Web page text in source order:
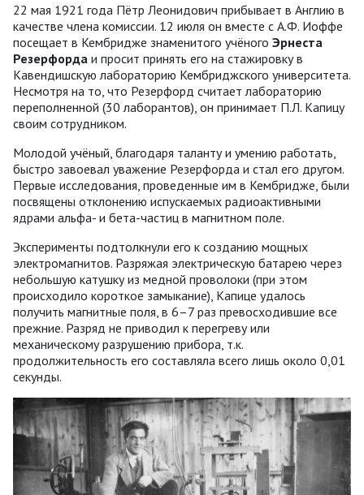
22 мая 1921 года Пётр Леонидович прибывает в Англию в
качестве члена комиссии. 12 июля он вместе с А.Ф. Иоффе
посещает в Кембридже знаменитого учёного Эрнеста
Резерфорда и просит принять его на стажировку в
Кавендишскую лабораторию Кембриджского университета.
Несмотря на то, что Резерфорд считает лабораторию
переполненной (30 лаборантов), он принимает П.Л. Капицу
своим сотрудником.
Молодой учёный, благодаря таланту и умению работать,
быстро завоевал уважение Резерфорда и стал его другом.
Первые исследования, проведенные им в Кембридже, были
посвящены отклонению испускаемых радиоактивными
ядрами альфа- и бета-частиц в магнитном поле.
Эксперименты подтолкнули его к созданию мощных
электромагнитов. Разряжая электрическую батарею через
небольшую катушку из медной проволоки (при этом
происходило короткое замыкание), Капице удалось
получить магнитные поля, в 6–7 раз превосходившие все
прежние. Разряд не приводил к перегреву или
механическому разрушению прибора, т.к.
продолжительность его составляла всего лишь около 0,01
секунды.